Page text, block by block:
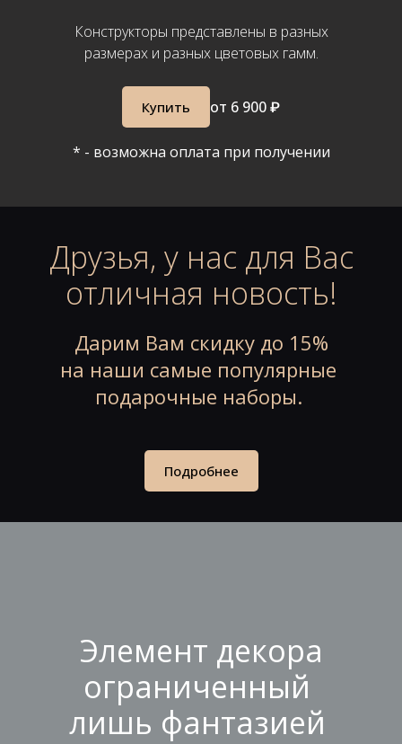
Конструкторы представлены в разных
размерах и разных цветовых гамм.
Купить от 6 900 ₽
* - возможна оплата при получении
Друзья, у нас для Вас
отличная новость!
Дарим Вам скидку до 15%
на наши самые популярные
подарочные наборы.
Подробнее
Элемент декора
ограниченный
лишь фантазией